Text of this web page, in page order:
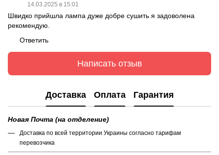
14.03.2025 в 15:01
Швидко прийшла лампа дуже добре сушить я задоволена
рекомендую.
Ответить
Написать отзыв
Доставка Оплата Гарантия
Новая Почта (на отделение)
Доставка по всей территории Украины согласно тарифам
перевозчика